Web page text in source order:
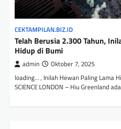
CEKTAMPILAN.BIZ.ID
Telah Berusia 2.300 Tahun,
Hidup di Bumi
admin Oktober 7, 2025
loading… , Inilah Hewan Paling Lama
SCIENCE LONDON – Hiu Greenland